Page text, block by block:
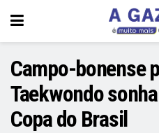
Campo-bonense
Taekwondo
Copa do Brasil